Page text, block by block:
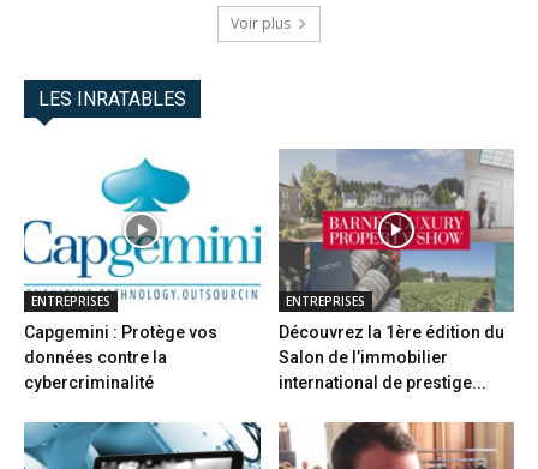
Voir plus
LES INRATABLES
ENTREPRISES
Capgemini : Protège vos
données contre la
cybercriminalité
ENTREPRISES
Découvrez la 1ère édition du
Salon de l’immobilier
international de prestige...